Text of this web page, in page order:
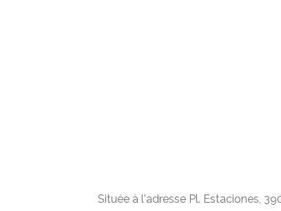
Située à l'adresse Pl. Estaciones,